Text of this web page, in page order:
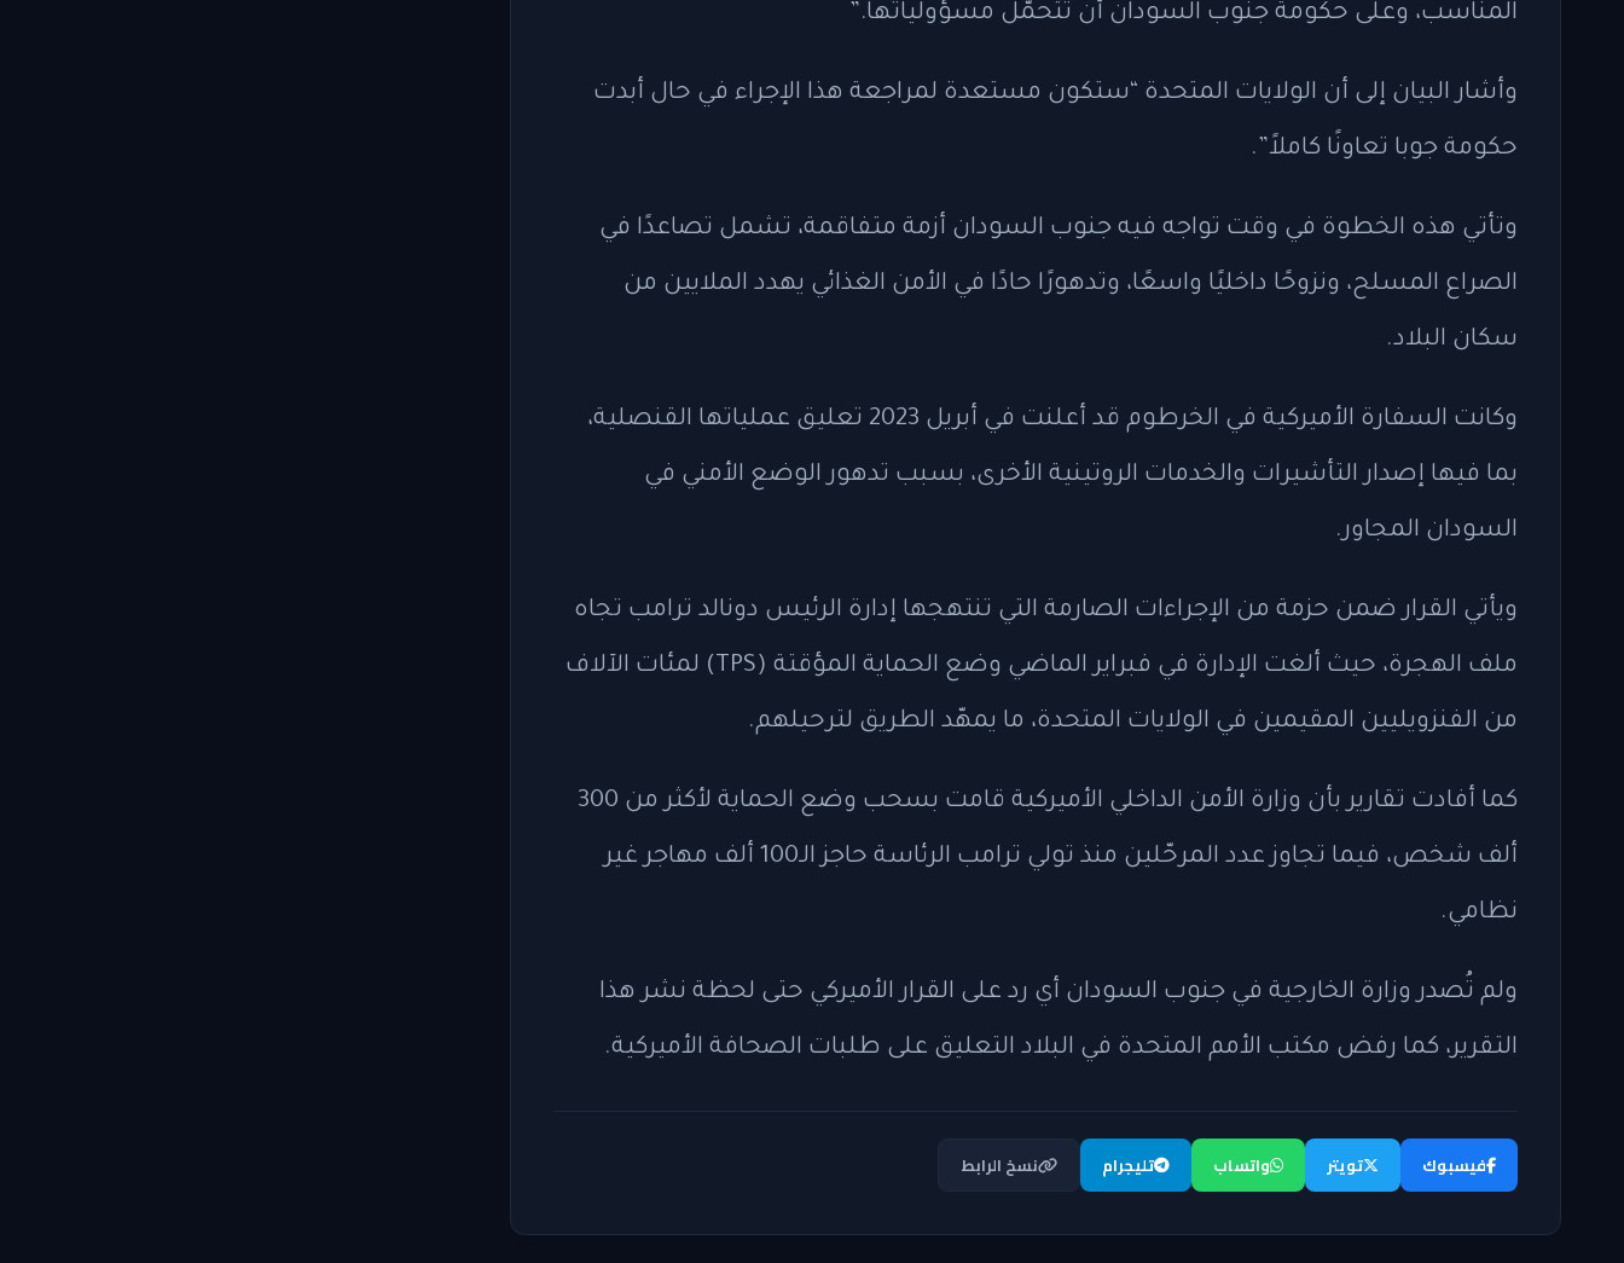
المناسب، وعلى حكومة جنوب السودان أن تتحمّل مسؤولياتها.”
وأشار البيان إلى أن الولايات المتحدة “ستكون مستعدة لمراجعة هذا الإجراء في حال أبدت
حكومة جوبا تعاونًا كاملاً”.
وتأتي هذه الخطوة في وقت تواجه فيه جنوب السودان أزمة متفاقمة، تشمل تصاعدًا في
الصراع المسلح، ونزوحًا داخليًا واسعًا، وتدهورًا حادًا في الأمن الغذائي يهدد الملايين من
سكان البلاد.
وكانت السفارة الأميركية في الخرطوم قد أعلنت في أبريل 2023 تعليق عملياتها القنصلية،
بما فيها إصدار التأشيرات والخدمات الروتينية الأخرى، بسبب تدهور الوضع الأمني في
السودان المجاور.
ويأتي القرار ضمن حزمة من الإجراءات الصارمة التي تنتهجها إدارة الرئيس دونالد ترامب تجاه
ملف الهجرة، حيث ألغت الإدارة في فبراير الماضي وضع الحماية المؤقتة (TPS) لمئات الآلاف
من الفنزويليين المقيمين في الولايات المتحدة، ما يمهّد الطريق لترحيلهم.
كما أفادت تقارير بأن وزارة الأمن الداخلي الأميركية قامت بسحب وضع الحماية لأكثر من 300
ألف شخص، فيما تجاوز عدد المرحّلين منذ تولي ترامب الرئاسة حاجز الـ100 ألف مهاجر غير
نظامي.
ولم تُصدر وزارة الخارجية في جنوب السودان أي رد على القرار الأميركي حتى لحظة نشر هذا
التقرير، كما رفض مكتب الأمم المتحدة في البلاد التعليق على طلبات الصحافة الأميركية.
فيسبوك تويتر واتساب تليجرام نسخ الرابط